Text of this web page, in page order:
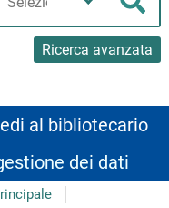
Ricerca avanzata
al bibliotecario
dei dati